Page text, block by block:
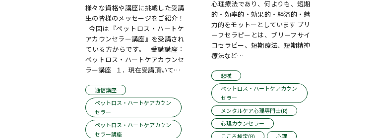
様々な資格や講座に挑戦した受講
生の皆様のメッセージをご紹介！
今回は『ペットロス・ハートケ
アカウンセラー講座』を受講され
ている方からです。   受講講座：
ペットロス・ハートケアカウンセ
ラー講座   １．現在受講頂いて…
通信講座
ペットロス・ハートケアカウン
セラー
ペットロス・ハートケアカウン
セラー講座
心理療法であり、何よりも、短期
的・効率的・効果的・経済的・魅
力的をモットーとしています ブリ
ーフセラピーとは、ブリーフサイ
コセラピー、短期療法、短期精神
療法など…
悲嘆
ペットロス・ハートケアカウン
セラー
メンタルケア心理専門士(R)
心理カウンセラー
こころ検定(R)
心理